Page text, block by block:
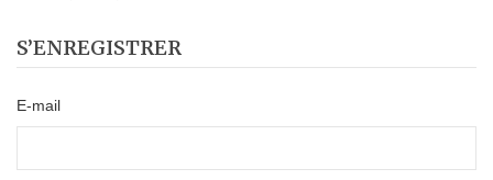
S’ENREGISTRER
E-mail